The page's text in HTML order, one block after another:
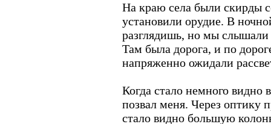
На краю села были скирды
установили орудие. В
разглядишь, но мы слышали
Там была дорога, и по
напряженно ожидали
Когда стало немного видно
позвал меня. Через оптику
стало видно большую